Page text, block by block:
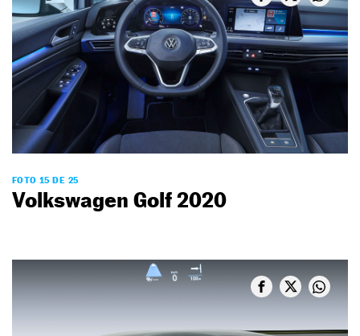
FOTO 15 DE 25
Volkswagen Golf 2020